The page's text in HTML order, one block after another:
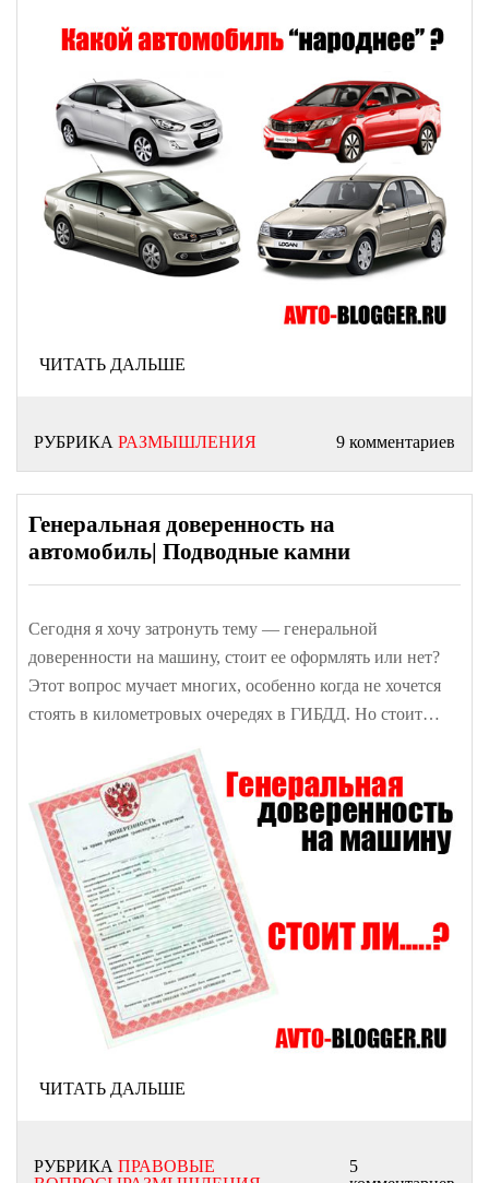
ЧИТАТЬ ДАЛЬШЕ
РУБРИКА РАЗМЫШЛЕНИЯ 9 комментариев
Генеральная доверенность на
автомобиль| Подводные камни
Сегодня я хочу затронуть тему — генеральной
доверенности на машину, стоит ее оформлять или нет?
Этот вопрос мучает многих, особенно когда не хочется
стоять в километровых очередях в ГИБДД. Но стоит…
ЧИТАТЬ ДАЛЬШЕ
РУБРИКА ПРАВОВЫЕ
5